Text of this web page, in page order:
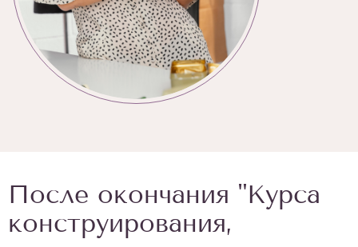
После окончания "Курса
конструирования,